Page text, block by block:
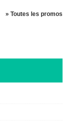
» Toutes les promos